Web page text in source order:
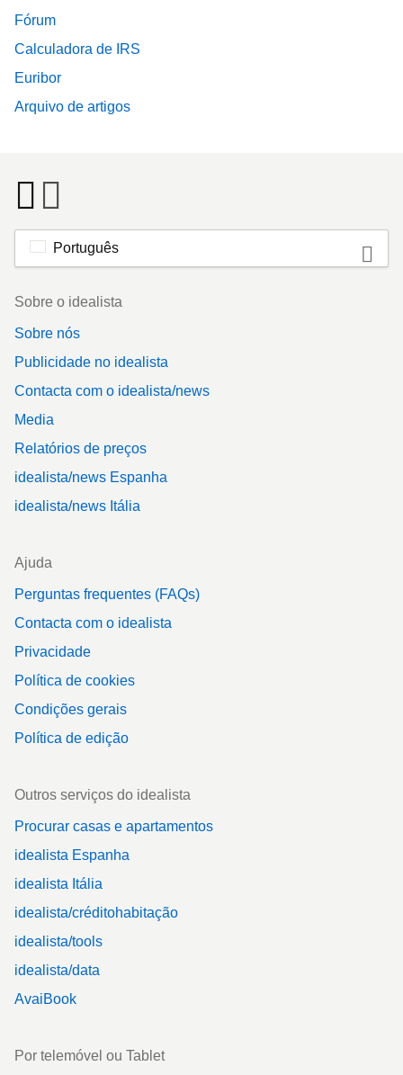
Fórum
Calculadora de IRS
Euribor
Arquivo de artigos
Português
Footer
Sobre o idealista
Sobre nós
Publicidade no idealista
Contacta com o idealista/news
Media
Relatórios de preços
idealista/news Espanha
idealista/news Itália
Ajuda
Perguntas frequentes (FAQs)
Contacta com o idealista
Privacidade
Política de cookies
Condições gerais
Política de edição
Outros serviços do idealista
Procurar casas e apartamentos
idealista Espanha
idealista Itália
idealista/créditohabitação
idealista/tools
idealista/data
AvaiBook
Por telemóvel ou Tablet